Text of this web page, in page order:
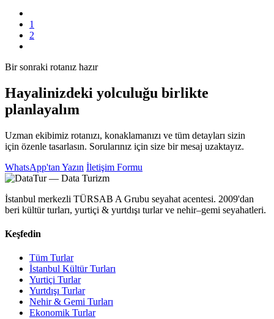
1
2
Bir sonraki rotanız hazır
Hayalinizdeki yolculuğu birlikte
planlayalım
Uzman ekibimiz rotanızı, konaklamanızı ve tüm detayları sizin
için özenle tasarlasın. Sorularınız için size bir mesaj uzaktayız.
WhatsApp'tan Yazın İletişim Formu
İstanbul merkezli TÜRSAB A Grubu seyahat acentesi. 2009'dan
beri kültür turları, yurtiçi & yurtdışı turlar ve nehir–gemi seyahatleri.
Keşfedin
Tüm Turlar
İstanbul Kültür Turları
Yurtiçi Turlar
Yurtdışı Turlar
Nehir & Gemi Turları
Ekonomik Turlar